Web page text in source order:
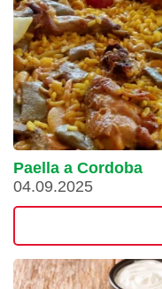
Paella a Cordoba
04.09.2025